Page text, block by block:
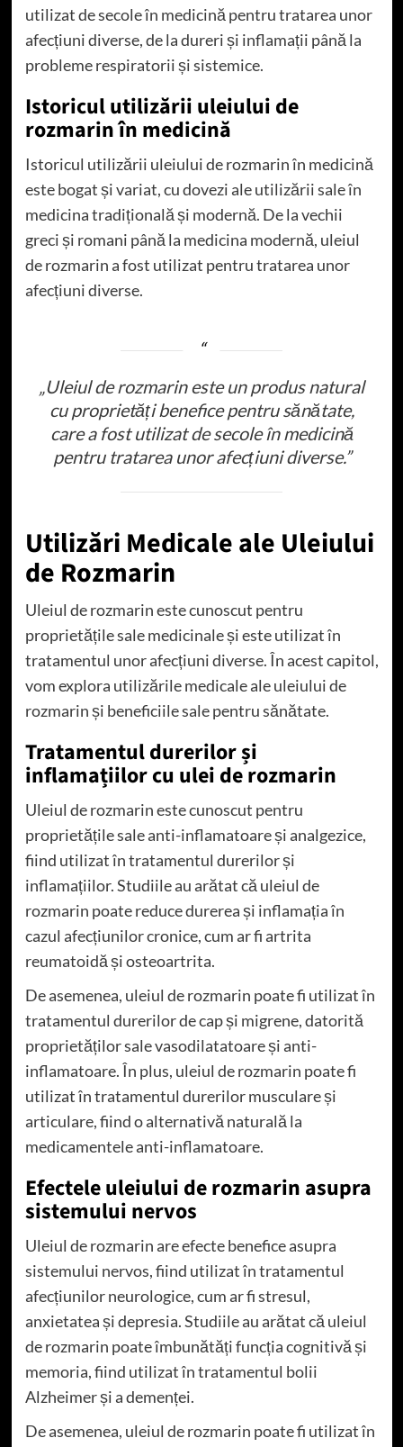
utilizat de secole în medicină pentru tratarea unor
afecțiuni diverse, de la dureri și inflamații până la
probleme respiratorii și sistemice.
Istoricul utilizării uleiului de
rozmarin în medicină
Istoricul utilizării uleiului de rozmarin în medicină
este bogat și variat, cu dovezi ale utilizării sale în
medicina tradițională și modernă. De la vechii
greci și romani până la medicina modernă, uleiul
de rozmarin a fost utilizat pentru tratarea unor
afecțiuni diverse.
„Uleiul de rozmarin este un produs natural
cu proprietăți benefice pentru sănătate,
care a fost utilizat de secole în medicină
pentru tratarea unor afecțiuni diverse.”
Utilizări Medicale ale Uleiului
de Rozmarin
Uleiul de rozmarin este cunoscut pentru
proprietățile sale medicinale și este utilizat în
tratamentul unor afecțiuni diverse. În acest capitol,
vom explora utilizările medicale ale uleiului de
rozmarin și beneficiile sale pentru sănătate.
Tratamentul durerilor și
inflamațiilor cu ulei de rozmarin
Uleiul de rozmarin este cunoscut pentru
proprietățile sale anti-inflamatoare și analgezice,
fiind utilizat în tratamentul durerilor și
inflamațiilor. Studiile au arătat că uleiul de
rozmarin poate reduce durerea și inflamația în
cazul afecțiunilor cronice, cum ar fi artrita
reumatoidă și osteoartrita.
De asemenea, uleiul de rozmarin poate fi utilizat în
tratamentul durerilor de cap și migrene, datorită
proprietăților sale vasodilatatoare și anti-
inflamatoare. În plus, uleiul de rozmarin poate fi
utilizat în tratamentul durerilor musculare și
articulare, fiind o alternativă naturală la
medicamentele anti-inflamatoare.
Efectele uleiului de rozmarin asupra
sistemului nervos
Uleiul de rozmarin are efecte benefice asupra
sistemului nervos, fiind utilizat în tratamentul
afecțiunilor neurologice, cum ar fi stresul,
anxietatea și depresia. Studiile au arătat că uleiul
de rozmarin poate îmbunătăți funcția cognitivă și
memoria, fiind utilizat în tratamentul bolii
Alzheimer și a demenței.
De asemenea, uleiul de rozmarin poate fi utilizat în